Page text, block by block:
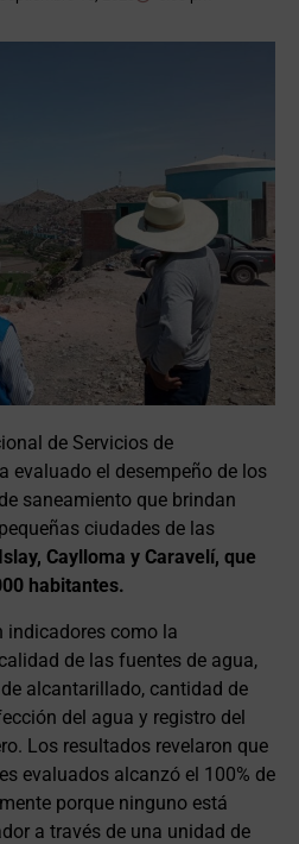
de Servicios de
evaluado el desempeño de los
saneamiento que brindan
ciudades de las
Caylloma y Caravelí, que
habitantes.
indicadores como la
de las fuentes de agua,
alcantarillado, cantidad de
del agua y registro del
Los resultados revelaron que
evaluados alcanzó el 100% de
porque ninguno está
a través de una unidad de